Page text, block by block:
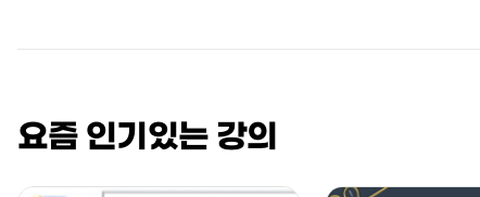
요즘 인기있는 강의